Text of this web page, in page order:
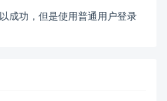
成功，但是使用普通用户登录